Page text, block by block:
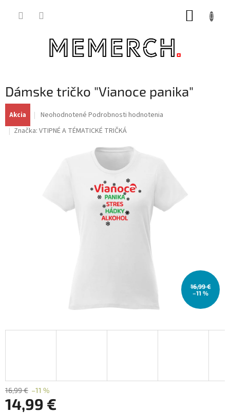
Dámske tričko "Vianoce panika"
Akcia
Priemerné
produktu
Neohodnotené Podrobnosti hodnotenia
Značka: VTIPNÉ A TÉMATICKÉ TRIČKÁ
16,99 €
–11 %
16,99 € –11 %
14,99 €